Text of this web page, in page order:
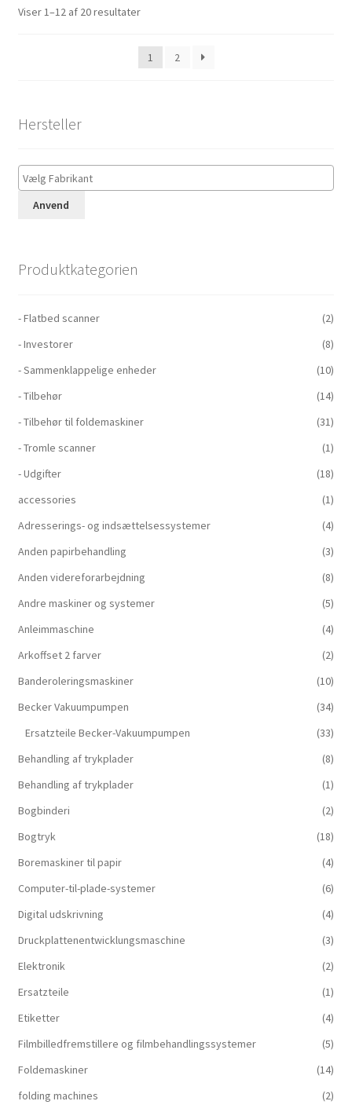
Viser 1–12 af 20 resultater
1 2
Hersteller
Anvend
Produktkategorien
- Flatbed scanner
(2)
- Investorer
(8)
- Sammenklappelige enheder
(10)
- Tilbehør
(14)
- Tilbehør til foldemaskiner
(31)
- Tromle scanner
(1)
- Udgifter
(18)
accessories
(1)
Adresserings- og indsættelsessystemer
(4)
Anden papirbehandling
(3)
Anden videreforarbejdning
(8)
Andre maskiner og systemer
(5)
Anleimmaschine
(4)
Arkoffset 2 farver
(2)
Banderoleringsmaskiner
(10)
Becker Vakuumpumpen
(34)
Ersatzteile Becker-Vakuumpumpen
(33)
Behandling af trykplader
(8)
Behandling af trykplader
(1)
Bogbinderi
(2)
Bogtryk
(18)
Boremaskiner til papir
(4)
Computer-til-plade-systemer
(6)
Digital udskrivning
(4)
Druckplattenentwicklungsmaschine
(3)
Elektronik
(2)
Ersatzteile
(1)
Etiketter
(4)
Filmbilledfremstillere og filmbehandlingssystemer
(5)
Foldemaskiner
(14)
folding machines
(2)